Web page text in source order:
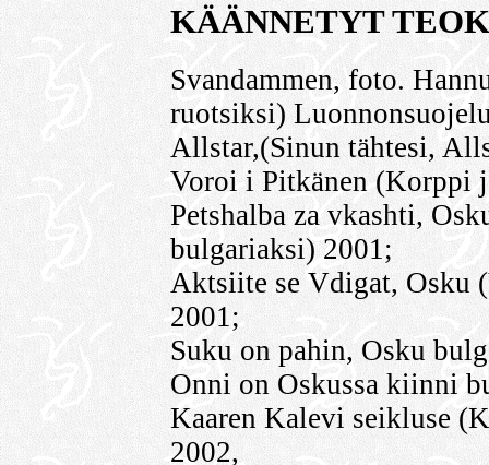
KÄÄNNETYT
Svandammen, foto.
ruotsiksi)
Allstar,(Sinun tähtesi,
Voroi i Pitkänen (Korppi
Petshalba za vkashti,
bulgariaksi) 2001;
Aktsiite se Vdigat, Osku
2001;
Suku on pahin, Osku
Onni on Oskussa kiinni
Kaaren Kalevi seikluse
2002,